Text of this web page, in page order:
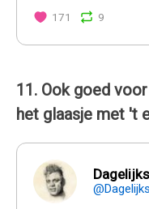
171 9
11. Ook goed
het glaasje met 't